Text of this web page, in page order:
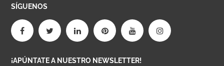
SÍGUENOS
¡APÚNTATE A NUESTRO NEWSLETTER!